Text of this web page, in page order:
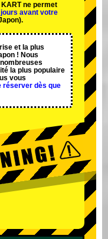
KART ne permet
avant votre
et la plus
! Nous
la plus populaire
vous
réserver dès que